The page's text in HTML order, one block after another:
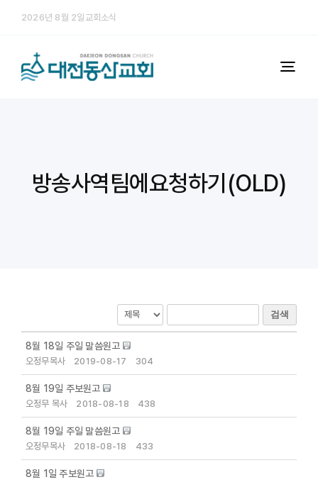
2026년 8월 2일교회소식
미디어
로그인
회원 가입
방송사역팀에요청하기(OLD)
검색
8월 18일 주일 말씀원고
오정무목사 2019-08-17 304
8월 19일 주보원고
오정무 목사 2018-08-18 438
8월 19일 주일 말씀원고
오정무목사 2018-08-18 433
8월 1일 주보원고